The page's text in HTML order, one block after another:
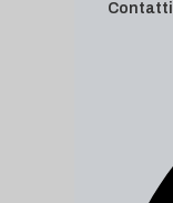
Contatti